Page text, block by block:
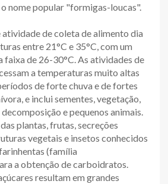
nome popular "formigas-loucas".
atividade de coleta de alimento dia
entre 21°C e 35°C, com um
faixa de 26-30°C. As atividades de
a temperaturas muito altas
de forte chuva e de fortes
e inclui sementes, vegetação,
e pequenos animais.
plantas, frutas, secreções
vegetais e insetos conhecidos
(família
a obtenção de carboidratos.
resultam em grandes